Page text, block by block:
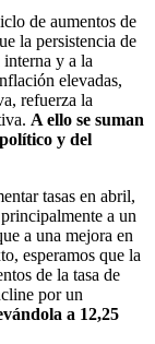
de aumentos de
la persistencia de
interna y a la
elevadas,
refuerza la
A ello se suman
y del
tasas en abril,
a un
a una mejora en
esperamos que la
de la tasa de
por un
a 12,25